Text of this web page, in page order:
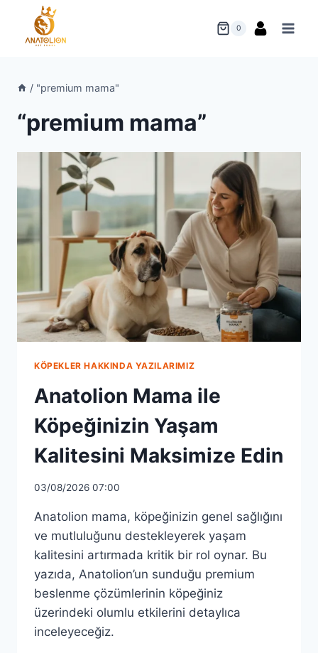
content
0
/ "premium mama"
“premium mama”
KÖPEKLER HAKKINDA YAZILARIMIZ
Anatolion Mama ile
Köpeğinizin Yaşam
Kalitesini Maksimize Edin
03/08/2026 07:00
Anatolion mama, köpeğinizin genel sağlığını
ve mutluluğunu destekleyerek yaşam
kalitesini artırmada kritik bir rol oynar. Bu
yazıda, Anatolion’un sunduğu premium
beslenme çözümlerinin köpeğiniz
üzerindeki olumlu etkilerini detaylıca
inceleyeceğiz.